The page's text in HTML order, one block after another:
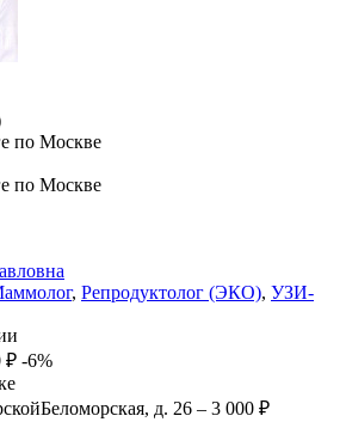
по Москве
по Москве
, Репродуктолог (ЭКО), УЗИ-
₽ -6%
Беломорская, д. 26 – 3 000 ₽